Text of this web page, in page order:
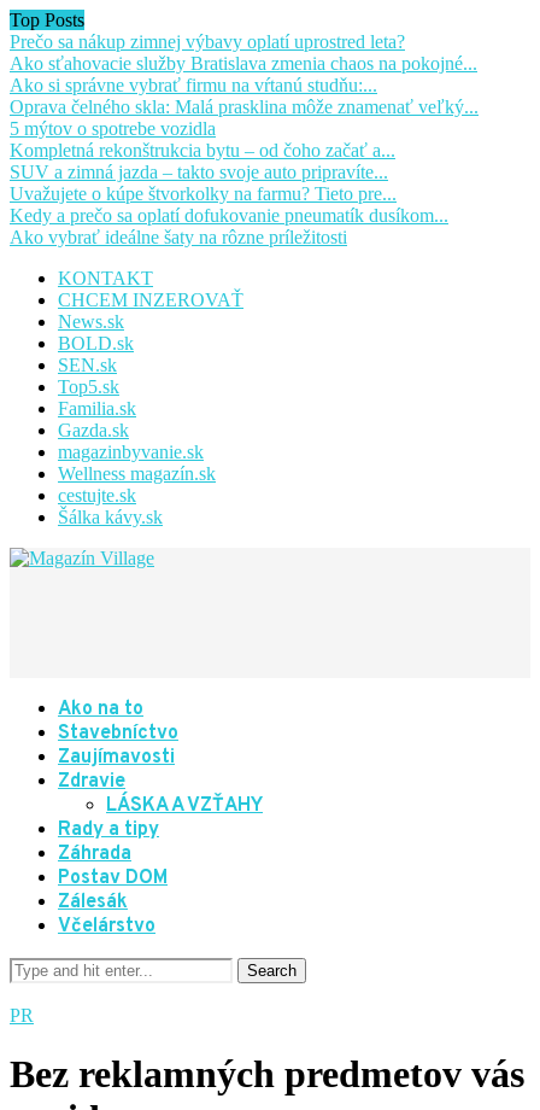
Top Posts
Prečo sa nákup zimnej výbavy oplatí uprostred leta?
Ako sťahovacie služby Bratislava zmenia chaos na pokojné...
Ako si správne vybrať firmu na vŕtanú studňu:...
Oprava čelného skla: Malá prasklina môže znamenať veľký...
5 mýtov o spotrebe vozidla
Kompletná rekonštrukcia bytu – od čoho začať a...
SUV a zimná jazda – takto svoje auto pripravíte...
Uvažujete o kúpe štvorkolky na farmu? Tieto pre...
Kedy a prečo sa oplatí dofukovanie pneumatík dusíkom...
Ako vybrať ideálne šaty na rôzne príležitosti
KONTAKT
CHCEM INZEROVAŤ
News.sk
BOLD.sk
SEN.sk
Top5.sk
Familia.sk
Gazda.sk
magazinbyvanie.sk
Wellness magazín.sk
cestujte.sk
Šálka kávy.sk
Ako na to
Stavebníctvo
Zaujímavosti
Zdravie
LÁSKA A VZŤAHY
Rady a tipy
Záhrada
Postav DOM
Zálesák
Včelárstvo
PR
Bez reklamných predmetov vás